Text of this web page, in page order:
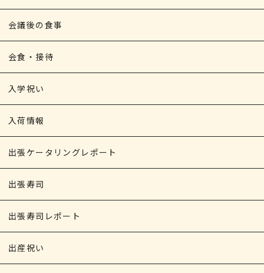
会議後の食事
会食・接待
入学祝い
入荷情報
出張ケータリングレポート
出張寿司
出張寿司レポート
出産祝い